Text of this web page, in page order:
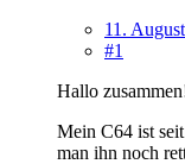
11.
#1
Hallo
Mein C64 ist
man ihn noch